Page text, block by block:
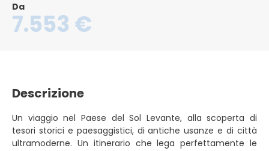
Da
7.553 €
Descrizione
Un viaggio nel Paese del Sol Levante, alla scoperta di
tesori storici e paesaggistici, di antiche usanze e di città
ultramoderne. Un itinerario che lega perfettamente le